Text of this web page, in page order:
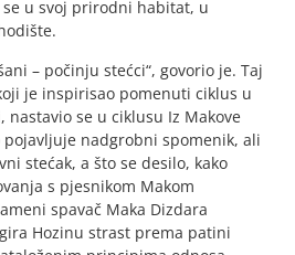
u svoj prirodni habitat, u
– počinju stećci“, govorio je. Taj
je inspirisao pomenuti ciklus u
se u ciklusu Iz Makove
pojavljuje nadgrobni spomenik, ali
stećak, a što se desilo, kako
s pjesnikom Makom
spavač Maka Dizdara
Hozinu strast prema patini